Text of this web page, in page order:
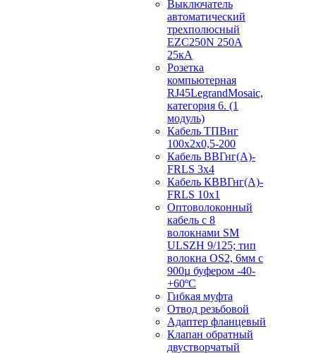
Выключатель
автоматический
трехполюсный
EZC250N 250А
25кА
Розетка
компьютерная
RJ45LegrandMosaic,
категория 6. (1
модуль)
Кабель ТПВнг
100х2х0,5-200
Кабель ВВГнг(А)-
FRLS 3х4
Кабель КВВГнг(А)-
FRLS 10х1
Оптоволоконный
кабель с 8
волокнами SM
ULSZH 9/125; тип
волокна OS2, 6мм с
900µ буфером -40-
+60ºC
Гибкая муфта
Отвод резьбовой
Адаптер фланцевый
Клапан обратный
двустворчатый